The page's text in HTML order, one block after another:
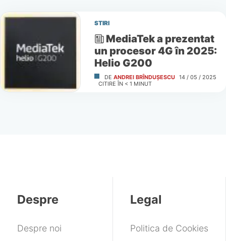
STIRI
MediaTek a prezentat
un procesor 4G în 2025:
Helio G200
DE ANDREI BRÎNDUȘESCU 14 / 05 / 2025
CITIRE ÎN < 1 MINUT
Despre
Despre noi
Legal
Politica de Cookies